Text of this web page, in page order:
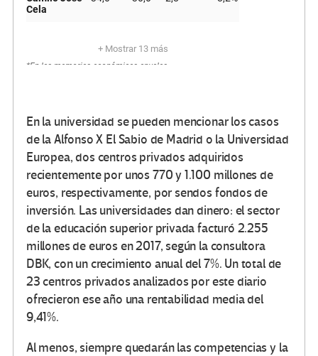
En la universidad se pueden mencionar los casos
de la Alfonso X El Sabio de Madrid o la Universidad
Europea, dos centros privados adquiridos
recientemente por unos 770 y 1.100 millones de
euros, respectivamente, por sendos fondos de
inversión. Las universidades dan dinero: el sector
de la educación superior privada facturó 2.255
millones de euros en 2017, según la consultora
DBK, con un crecimiento anual del 7%. Un total de
23 centros privados analizados por este diario
ofrecieron ese año una rentabilidad media del
9,41%.
Al menos, siempre quedarán las competencias y la